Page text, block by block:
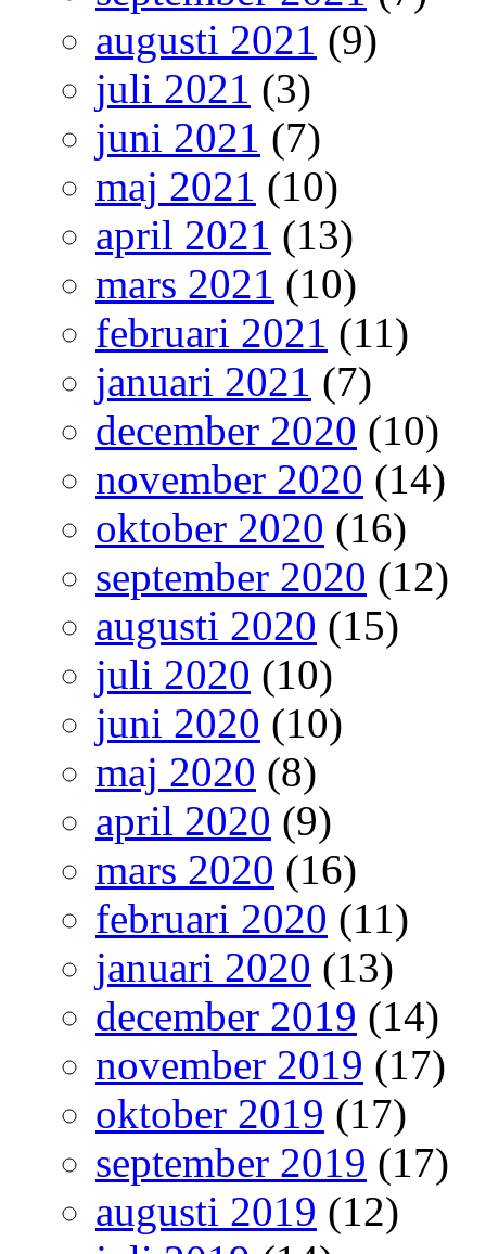
augusti 2021 (9)
juli 2021 (3)
juni 2021 (7)
maj 2021 (10)
april 2021 (13)
mars 2021 (10)
februari 2021 (11)
januari 2021 (7)
december 2020 (10)
november 2020 (14)
oktober 2020 (16)
september 2020 (12)
augusti 2020 (15)
juli 2020 (10)
juni 2020 (10)
maj 2020 (8)
april 2020 (9)
mars 2020 (16)
februari 2020 (11)
januari 2020 (13)
december 2019 (14)
november 2019 (17)
oktober 2019 (17)
september 2019 (17)
augusti 2019 (12)